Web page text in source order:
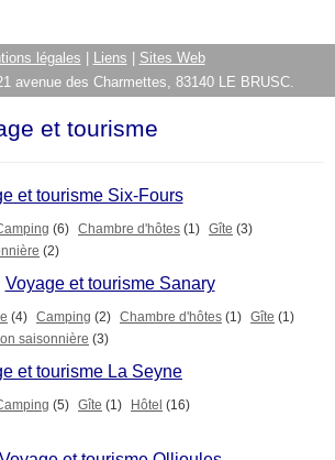
légales Liens
Sites Web
avenue des Charmettes, 83140 LE BRUSC.
et tourisme
et tourisme Six-Fours
(6) Chambre d'hôtes (1) Gîte (3)
(2)
Voyage et tourisme Sanary
(4) Camping (2) Chambre d'hôtes (1) Gîte (1)
saisonnière (3)
et tourisme La Seyne
(5) Gîte (1) Hôtel (16)